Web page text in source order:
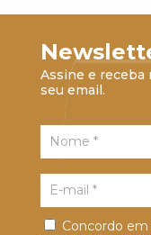
Assine e receba
seu email.
Concordo